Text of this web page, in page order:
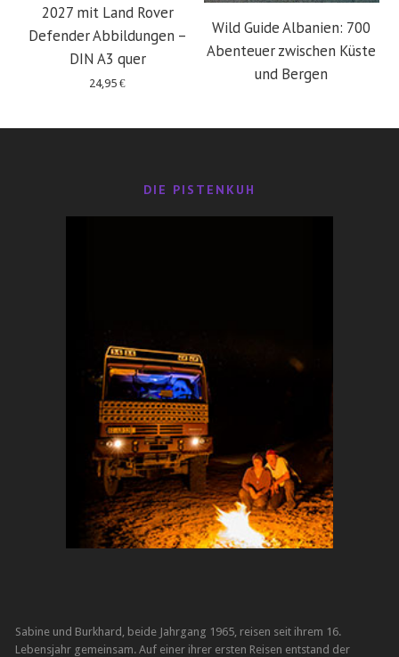
2027 mit Land Rover
Defender Abbildungen –
DIN A3 quer
24,95€
Wild Guide Albanien: 700
Abenteuer zwischen Küste
und Bergen
DIE PISTENKUH
Sabine und Burkhard, beide Jahrgang 1965, reisen seit ihrem 16.
Lebensjahr gemeinsam. Auf einer ihrer ersten Reisen entstand der